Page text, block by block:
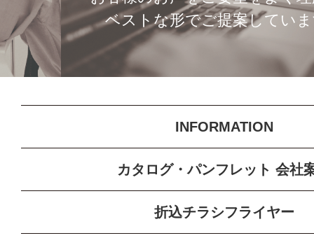
ベストな形でご提案してい
INFORMATION
カタログ・パンフレット 会社
折込チラシフライヤー